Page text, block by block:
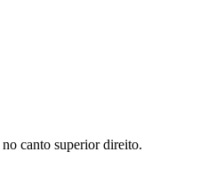
no canto superior direito.